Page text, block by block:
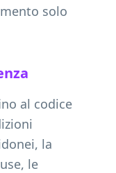
solo
al codice
la
le